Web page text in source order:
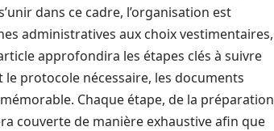
dans ce cadre, l’organisation est
administratives aux choix vestimentaires,
approfondira les étapes clés à suivre
protocole nécessaire, les documents
Chaque étape, de la préparation
couverte de manière exhaustive afin que